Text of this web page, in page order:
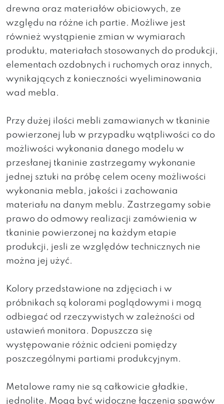
drewna oraz materiałów obiciowych, ze
względu na różne ich partie. Możliwe jest
również wystąpienie zmian w wymiarach
produktu, materiałach stosowanych do produkcji,
elementach ozdobnych i ruchomych oraz innych,
wynikających z konieczności wyeliminowania
wad mebla.
Przy dużej ilości mebli zamawianych w tkaninie
powierzonej lub w przypadku wątpliwości co do
możliwości wykonania danego modelu w
przesłanej tkaninie zastrzegamy wykonanie
jednej sztuki na próbę celem oceny możliwości
wykonania mebla, jakości i zachowania
materiału na danym meblu. Zastrzegamy sobie
prawo do odmowy realizacji zamówienia w
tkaninie powierzonej na każdym etapie
produkcji, jesli ze względów technicznych nie
można jej użyć.
Kolory przedstawione na zdjęciach i w
próbnikach są kolorami poglądowymi i mogą
odbiegać od rzeczywistych w zależności od
ustawień monitora. Dopuszcza się
występowanie różnic odcieni pomiędzy
poszczególnymi partiami produkcyjnym.
Metalowe ramy nie są całkowicie gładkie,
jednolite. Mogą być widoczne łączenia spawów